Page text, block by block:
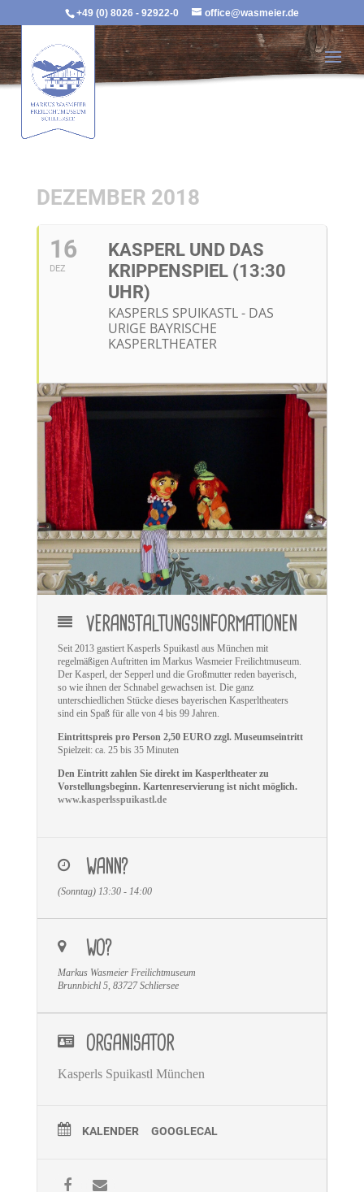
+49 (0) 8026 - 92922-0 office@wasmeier.de
DEZEMBER 2018
16
DEZ
KASPERL UND DAS
KRIPPENSPIEL (13:30
UHR)
KASPERLS SPUIKASTL - DAS
URIGE BAYRISCHE
KASPERLTHEATER
VERANSTALTUNGSINFORMATIONEN
Seit 2013 gastiert Kasperls Spuikastl aus München mit
regelmäßigen Auftritten im Markus Wasmeier Freilichtmuseum.
Der Kasperl, der Sepperl und die Großmutter reden bayerisch,
so wie ihnen der Schnabel gewachsen ist. Die ganz
unterschiedlichen Stücke dieses bayerischen Kasperltheaters
sind ein Spaß für alle von 4 bis 99 Jahren.
Eintrittspreis pro Person 2,50 EURO zzgl. Museumseintritt
Spielzeit: ca. 25 bis 35 Minuten
Den Eintritt zahlen Sie direkt im Kasperltheater zu
Vorstellungsbeginn. Kartenreservierung ist nicht möglich.
www.kasperlsspuikastl.de
WANN?
(Sonntag) 13:30 - 14:00
WO?
Markus Wasmeier Freilichtmuseum
Brunnbichl 5, 83727 Schliersee
ORGANISATOR
Kasperls Spuikastl München
KALENDER GOOGLECAL